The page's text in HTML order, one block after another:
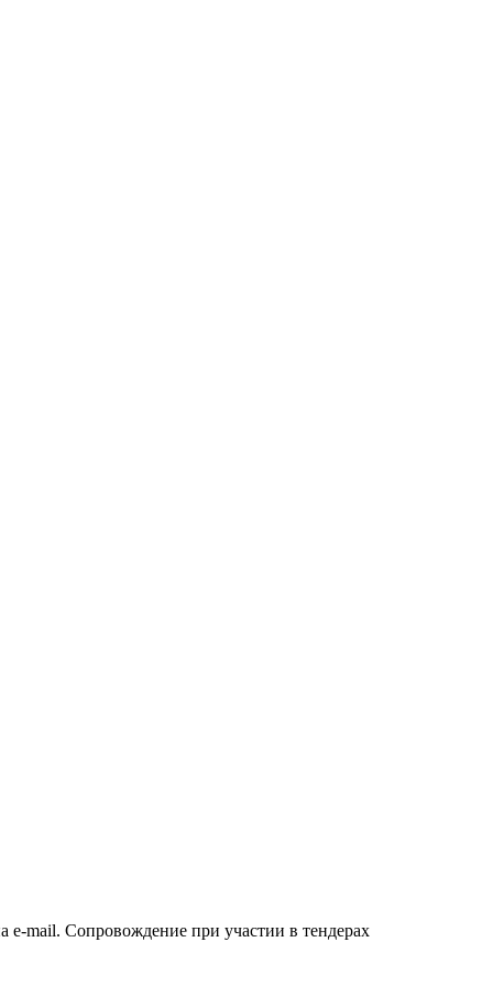
e-mail. Сопровождение при участии в тендерах